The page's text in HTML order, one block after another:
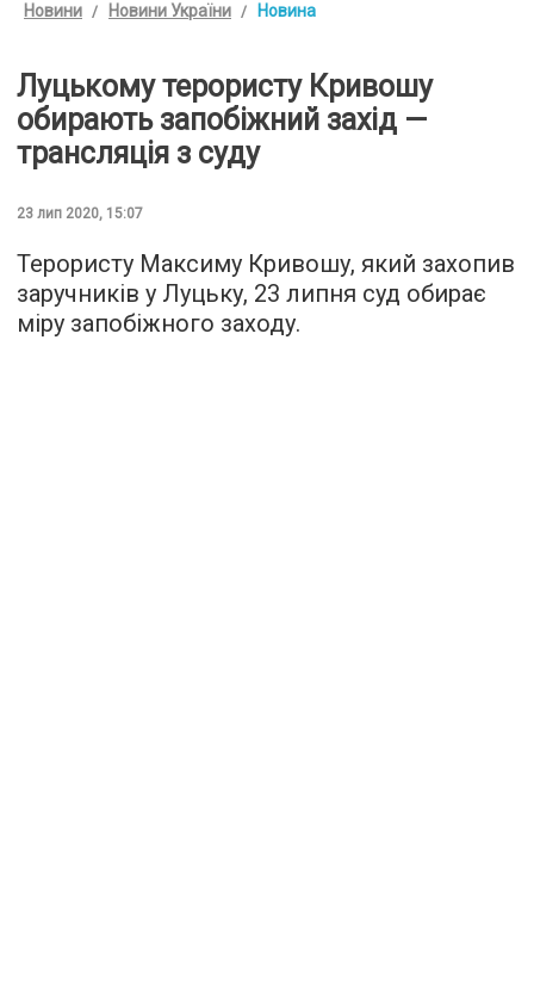
Новини Новини України Новина
Луцькому терористу Кривошу
обирають запобіжний захід —
трансляція з суду
23 лип 2020, 15:07
Терористу Максиму Кривошу, який захопив
заручників у Луцьку, 23 липня суд обирає
міру запобіжного заходу.